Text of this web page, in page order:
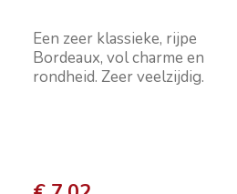
Een zeer klassieke, rijpe
Bordeaux, vol charme en
rondheid. Zeer veelzijdig.